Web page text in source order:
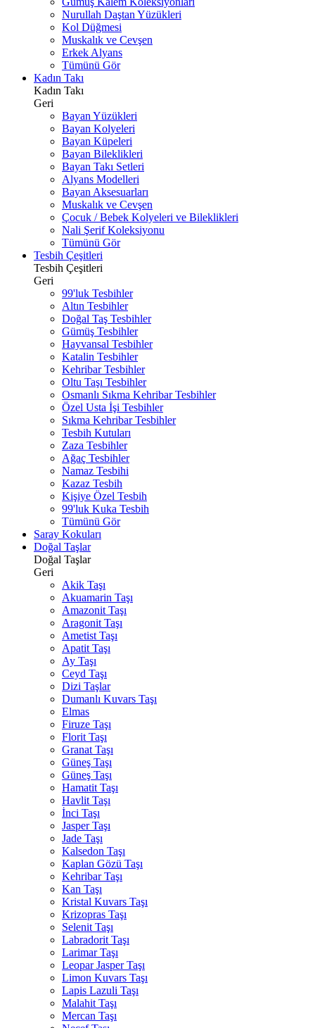
Nurullah Daştan Yüzükleri
Kol Düğmesi
Muskalık ve Cevşen
Erkek Alyans
Tümünü Gör
Kadın Takı
Kadın Takı
Geri
Bayan Yüzükleri
Bayan Kolyeleri
Bayan Küpeleri
Bayan Bileklikleri
Bayan Takı Setleri
Alyans Modelleri
Bayan Aksesuarları
Muskalık ve Cevşen
Çocuk / Bebek Kolyeleri ve Bileklikleri
Nali Şerif Koleksiyonu
Tümünü Gör
Tesbih Çeşitleri
Tesbih Çeşitleri
Geri
99'luk Tesbihler
Altın Tesbihler
Doğal Taş Tesbihler
Gümüş Tesbihler
Hayvansal Tesbihler
Katalin Tesbihler
Kehribar Tesbihler
Oltu Taşı Tesbihler
Osmanlı Sıkma Kehribar Tesbihler
Özel Usta İşi Tesbihler
Sıkma Kehribar Tesbihler
Tesbih Kutuları
Zaza Tesbihler
Ağaç Tesbihler
Namaz Tesbihi
Kazaz Tesbih
Kişiye Özel Tesbih
99'luk Kuka Tesbih
Tümünü Gör
Saray Kokuları
Doğal Taşlar
Doğal Taşlar
Geri
Akik Taşı
Akuamarin Taşı
Amazonit Taşı
Aragonit Taşı
Ametist Taşı
Apatit Taşı
Ay Taşı
Ceyd Taşı
Dizi Taşlar
Dumanlı Kuvars Taşı
Elmas
Firuze Taşı
Florit Taşı
Granat Taşı
Güneş Taşı
Güneş Taşı
Hamatit Taşı
Havlit Taşı
İnci Taşı
Jasper Taşı
Jade Taşı
Kalsedon Taşı
Kaplan Gözü Taşı
Kehribar Taşı
Kan Taşı
Kristal Kuvars Taşı
Krizopras Taşı
Selenit Taşı
Labradorit Taşı
Larimar Taşı
Leopar Jasper Taşı
Limon Kuvars Taşı
Lapis Lazuli Taşı
Malahit Taşı
Mercan Taşı